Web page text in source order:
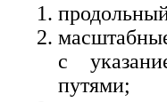
с
путями;